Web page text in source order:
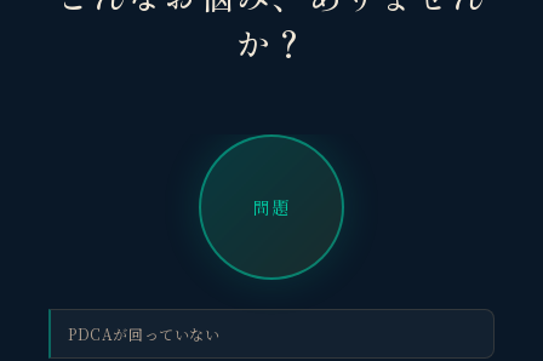
か？
問題
PDCAが回っていない